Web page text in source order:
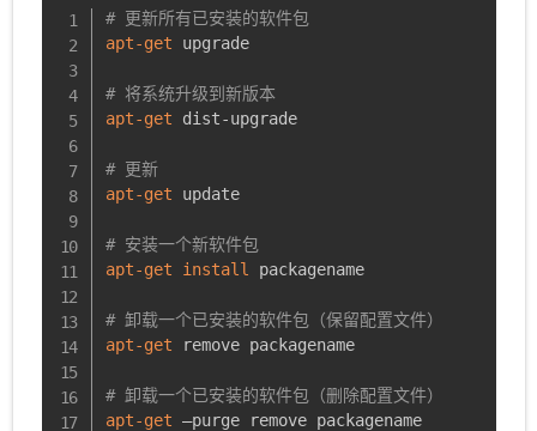
# 更新所有已安装的软件包
apt-get upgrade
# 将系统升级到新版本
apt-get dist-upgrade
# 更新
apt-get update
# 安装一个新软件包
apt-get
install packagename
# 卸载一个已安装的软件包（保留配置文件）
apt-get remove packagename
# 卸载一个已安装的软件包（删除配置文件）
apt-get –purge remove packagename